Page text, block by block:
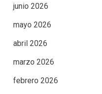
junio 2026
mayo 2026
abril 2026
marzo 2026
febrero 2026